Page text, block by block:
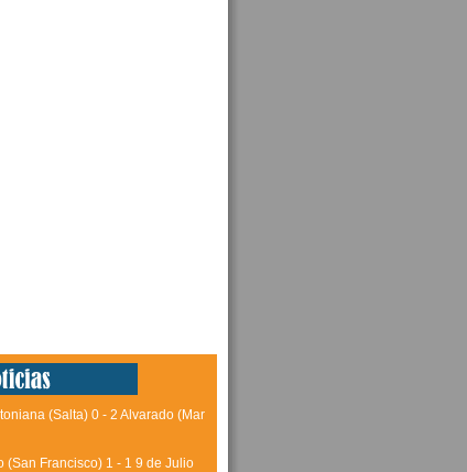
(Salta) 0 - 2 Alvarado (Mar
(San Francisco) 1 - 1 9 de Julio